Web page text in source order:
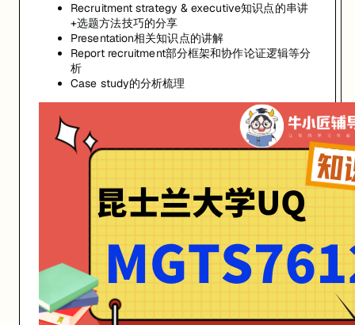
Recruitment strategy & executive知识点的串讲
+选题方法技巧的分享
Presentation相关知识点的讲解
Report recruitment部分框架和协作论证逻辑等分
析
Case study的分析梳理